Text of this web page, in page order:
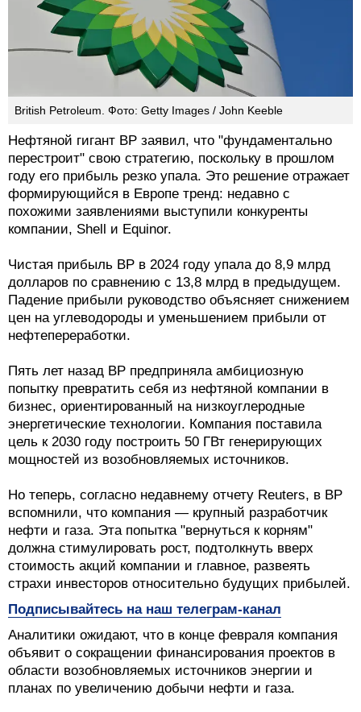
British Petroleum. Фото: Getty Images / John Keeble
Нефтяной гигант BP заявил, что "фундаментально
перестроит" свою стратегию, поскольку в прошлом
году его прибыль резко упала. Это решение отражает
формирующийся в Европе тренд: недавно с
похожими заявлениями выступили конкуренты
компании, Shell и Equinor.
Чистая прибыль BP в 2024 году упала до 8,9 млрд
долларов по сравнению с 13,8 млрд в предыдущем.
Падение прибыли руководство объясняет снижением
цен на углеводороды и уменьшением прибыли от
нефтепереработки.
Пять лет назад BP предприняла амбициозную
попытку превратить себя из нефтяной компании в
бизнес, ориентированный на низкоуглеродные
энергетические технологии. Компания поставила
цель к 2030 году построить 50 ГВт генерирующих
мощностей из возобновляемых источников.
Но теперь, согласно недавнему отчету Reuters, в ВР
вспомнили, что компания — крупный разработчик
нефти и газа. Эта попытка "вернуться к корням"
должна стимулировать рост, подтолкнуть вверх
стоимость акций компании и главное, развеять
страхи инвесторов относительно будущих прибылей.
Подписывайтесь на наш телеграм-канал
Аналитики ожидают, что в конце февраля компания
объявит о сокращении финансирования проектов в
области возобновляемых источников энергии и
планах по увеличению добычи нефти и газа.